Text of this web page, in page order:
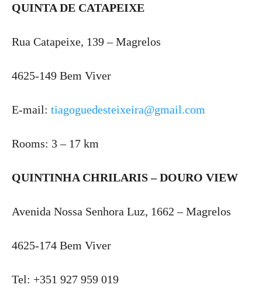
QUINTA DE CATAPEIXE
Rua Catapeixe, 139 – Magrelos
4625-149 Bem Viver
E-mail: tiagoguedesteixeira@gmail.com
Rooms: 3 – 17 km
QUINTINHA CHRILARIS – DOURO VIEW
Avenida Nossa Senhora Luz, 1662 – Magrelos
4625-174 Bem Viver
Tel: +351 927 959 019